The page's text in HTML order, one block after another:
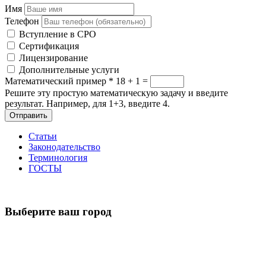
Имя
Телефон
Вступление в СРО
Сертификация
Лицензирование
Дополнительные услуги
Математический пример * 18 + 1 =
Решите эту простую математическую задачу и введите
результат. Например, для 1+3, введите 4.
Отправить
Статьи
Законодательство
Терминология
ГОСТЫ
Выберите ваш город